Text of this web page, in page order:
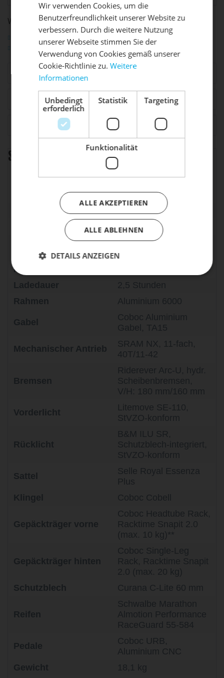
WEITERFÜHRENDE LINKS ZU "BRISTOL TPZ"
Fragen zum Artikel?
Weitere Artikel von Coboc
Ähnliche Artikel
Zubehör 8
Kunden haben sich ebenfalls angesehen
Spezifikation
CBC01
Akkuspannung
Akkukapazität
360 Wh
250 W / 500 W
Leistungsspitze
Reichweite
Rahmen
Aluminium 6000
Mechanischer Antrieb
SRAM NX, 11-fach,
40T/11-42
Vorderlicht
Litemove SE-110,
StVZO-konform
Sattel
Selle Royal Essenza
Plus
Gepäckträger vorne
Coboc Headtube Rack,
Racktime Snapit 2.0
(max. 10 kg)**
Schutzblech
Curana C-Lite 60 mm
Pedale
Coboc URB,
Aluminium CNC
X
DIE SONNE LACHT, DEIN
RAD ERWACHT
Mach dein Bike frühlingsfit - gönn
ihm den Service, den es verdient!
Dein Bike braucht Service, Wartung
oder ein Update?
Buche dir jetzt deinen Termin.
Wir verwenden Cookies, um die
Benutzerfreundlichkeit unserer Website zu
verbessern. Durch die weitere Nutzung
unserer Webseite stimmen Sie der
Verwendung von Cookies gemäß unserer
Cookie-Richtlinie zu.Weitere
Informationen
Unbedingt
erforderlich
Statistik Targeting
Funktionalität
ALLE AKZEPTIEREN
ALLE ABLEHNEN
DETAILS ANZEIGEN